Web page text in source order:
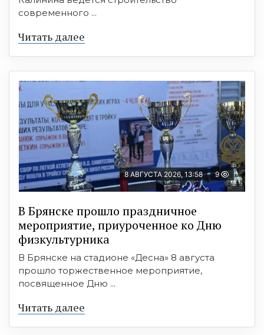
современного ...
Читать далее
8 АВГУСТА 2026, 13:58 9
В Брянске прошло праздничное
мероприятие, приуроченное ко Дню
физкультурника
В Брянске на стадионе «Десна» 8 августа
прошло торжественное мероприятие,
посвященное Дню ...
Читать далее